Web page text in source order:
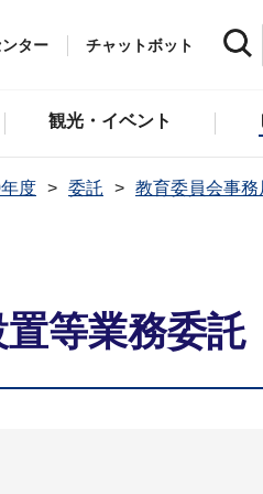
ター チャットボット
観光・イベント
度 委託
教育委員会事務
等業務委託